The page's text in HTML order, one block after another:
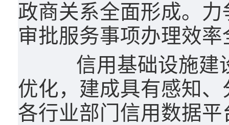
政商关系全面形成。
审批服务事项办理效
信用基础设施建设
优化，建成具有感知
各行业部门信用数据